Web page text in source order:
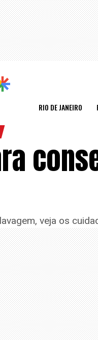
RIO DE JANEIRO
veja os